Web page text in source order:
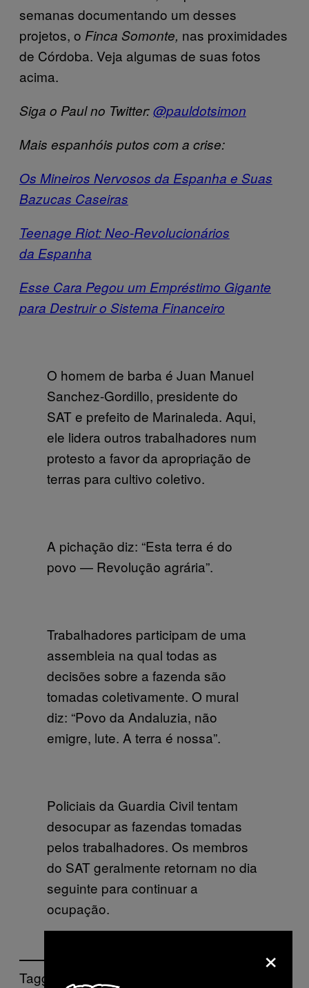
semanas documentando um desses
projetos, o Finca Somonte, nas proximidades
de Córdoba. Veja algumas de suas fotos
acima.
Siga o Paul no Twitter:@pauldotsimon
Mais espanhóis putos com a crise:
Os Mineiros Nervosos da Espanha e Suas
Bazucas Caseiras
Teenage Riot: Neo-Revolucionários
da Espanha
Esse Cara Pegou um Empréstimo Gigante
para Destruir o Sistema Financeiro
O homem de barba é Juan Manuel
Sanchez-Gordillo, presidente do
SAT e prefeito de Marinaleda. Aqui,
ele lidera outros trabalhadores num
protesto a favor da apropriação de
terras para cultivo coletivo.
A pichação diz: “Esta terra é do
povo — Revolução agrária”.
Trabalhadores participam de uma
assembleia na qual todas as
decisões sobre a fazenda são
tomadas coletivamente. O mural
diz: “Povo da Andaluzia, não
emigre, lute. A terra é nossa”.
Policiais da Guardia Civil tentam
desocupar as fazendas tomadas
pelos trabalhadores. Os membros
do SAT geralmente retornam no dia
seguinte para continuar a
ocupação.
Tagged:
×